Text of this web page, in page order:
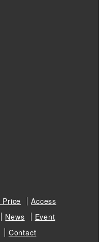
Price
Access
News
Event
Contact